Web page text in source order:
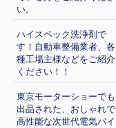
い。
ハイスペック洗浄剤で
す！自動車整備業者、各
種工場主様などをご紹介
ください！！
東京モーターショーでも
出品された、おしゃれで
高性能な次世代電気バイ